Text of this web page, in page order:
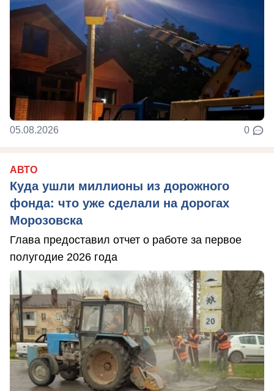
05.08.2026 0
АВТО
Куда ушли миллионы из дорожного
фонда: что уже сделали на дорогах
Морозовска
Глава предоставил отчет о работе за первое
полугодие 2026 года